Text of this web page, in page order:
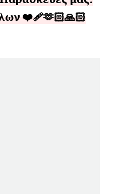
❤️‍🩹🫶🏻🙏🏻